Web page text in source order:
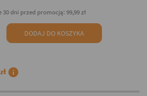
30 dni przed promocją: 99,99 zł
DODAJ DO KOSZYKA
info